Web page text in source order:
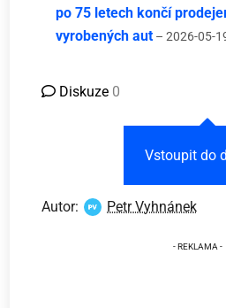
po 75 letech končí
vyrobených aut – 2026-05-
Diskuze 0
Vstoupit do
Autor: Petr Vyhnánek